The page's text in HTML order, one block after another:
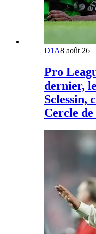
D1A8 août 26
Pro
dernier,
Sclessin,
Cercle